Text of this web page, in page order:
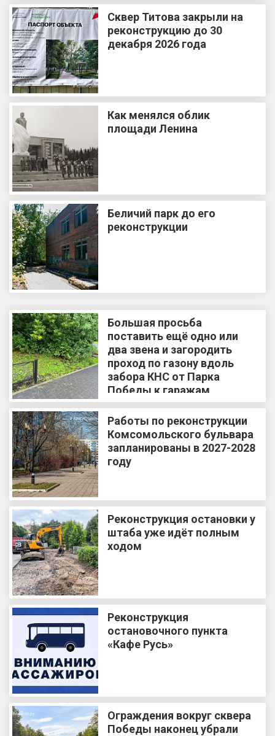
Сквер Титова закрыли на
реконструкцию до 30
декабря 2026 года
Как менялся облик
площади Ленина
Беличий парк до его
реконструкции
Большая просьба
поставить ещё одно или
два звена и загородить
проход по газону вдоль
забора КНС от Парка
Победы к гаражам
Работы по реконструкции
Комсомольского бульвара
запланированы в 2027-2028
году
Реконструкция остановки у
штаба уже идёт полным
ходом
Реконструкция
остановочного пункта
«Кафе Русь»
Ограждения вокруг сквера
Победы наконец убрали